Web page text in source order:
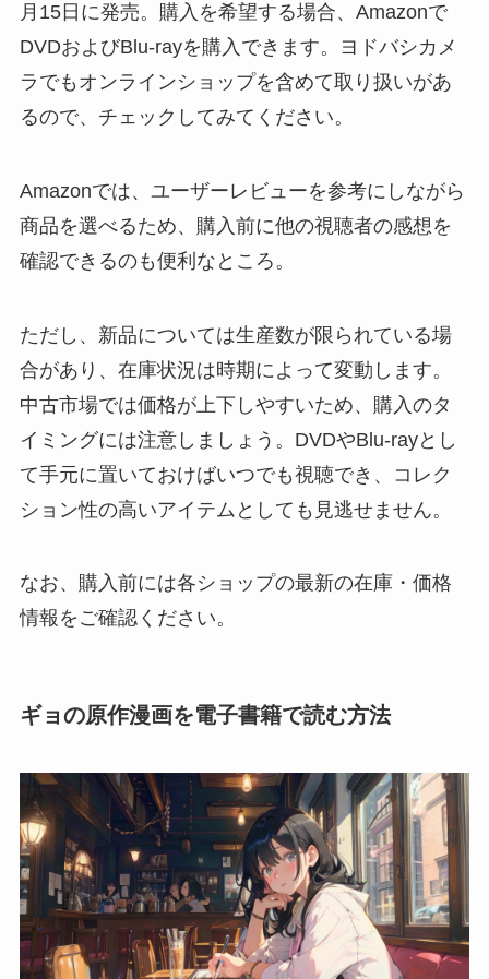
月15日に発売。購入を希望する場合、Amazonで
DVDおよびBlu-rayを購入できます。ヨドバシカメ
ラでもオンラインショップを含めて取り扱いがあ
るので、チェックしてみてください。
Amazonでは、ユーザーレビューを参考にしながら
商品を選べるため、購入前に他の視聴者の感想を
確認できるのも便利なところ。
ただし、新品については生産数が限られている場
合があり、在庫状況は時期によって変動します。
中古市場では価格が上下しやすいため、購入のタ
イミングには注意しましょう。DVDやBlu-rayとし
て手元に置いておけばいつでも視聴でき、コレク
ション性の高いアイテムとしても見逃せません。
なお、購入前には各ショップの最新の在庫・価格
情報をご確認ください。
ギョの原作漫画を電子書籍で読む方法